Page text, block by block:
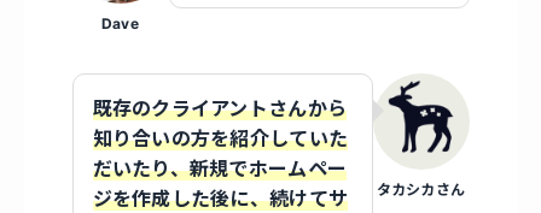
Dave
タカシカさん
既存のクライアントさんから
知り合いの方を紹介していた
だいたり、新規でホームペー
ジを作成した後に、続けてサ